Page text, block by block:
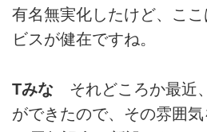
有名無実化したけど、こ
ビスが健在ですね。
Tみな それどころか最近
ができたので、その雰囲